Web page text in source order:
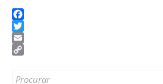
Facebook
Twitter
Email
Link
Search